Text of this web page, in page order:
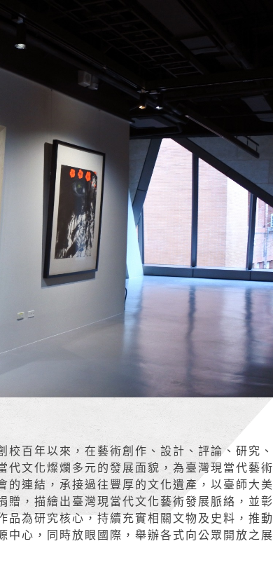
百年以來，在藝術創作、設計、評論、研究、
代文化燦爛多元的發展面貌，為臺灣現當代藝術
的連結，承接過往豐厚的文化遺產，以臺師大美
贈，描繪出臺灣現當代文化藝術發展脈絡，並彰
為研究核心，持續充實相關文物及史料，推動
中心，同時放眼國際，舉辦各式向公眾開放之展